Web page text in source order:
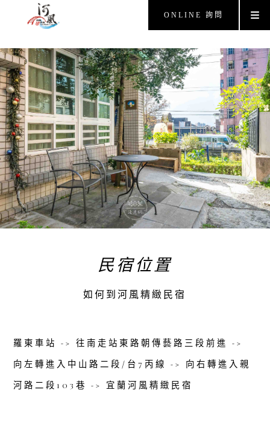
ONLINE 詢問
民宿位置
如何到河風精緻民宿
羅東車站 -> 往南走站東路朝傳藝路三段前進 ->
向左轉進入中山路二段/台7丙線 -> 向右轉進入親
河路二段103巷 -> 宜蘭河風精緻民宿